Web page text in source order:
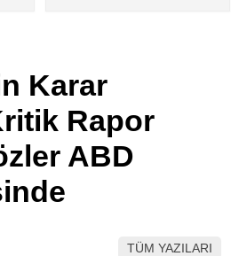
TikTok
Karar
Rapor
ABD
TÜM YAZILARI